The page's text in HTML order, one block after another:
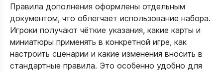
Правила дополнения оформлены отдельным
документом, что облегчает использование набора.
Игроки получают чёткие указания, какие карты и
миниатюры применять в конкретной игре, как
настроить сценарии и какие изменения вносить в
стандартные правила. Это особенно удобно для